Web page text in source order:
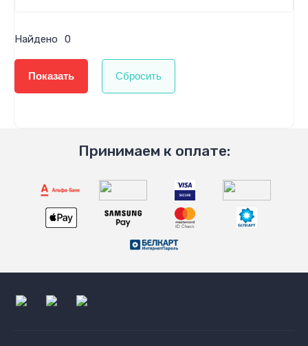
Найдено 0
Показать Сбросить
Принимаем к оплате: